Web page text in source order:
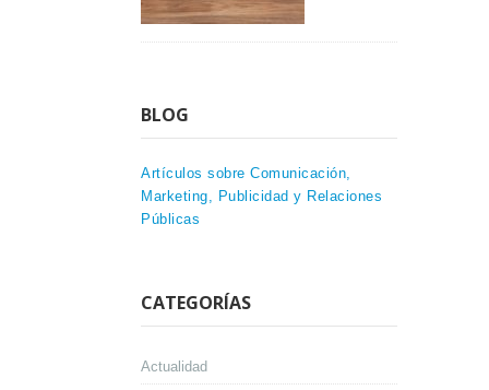
BLOG
Artículos sobre Comunicación,
Marketing, Publicidad y Relaciones
Públicas
CATEGORÍAS
Actualidad